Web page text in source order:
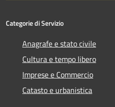
Categorie di Servizio
Anagrafe e stato civile
Cultura e tempo libero
Imprese e Commercio
Catasto e urbanistica